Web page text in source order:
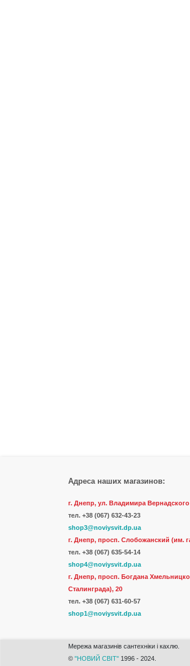
Адреса наших магазинов:
г. Днепр, ул. Владимира
тел. +38 (067) 632-43-23
shop3@noviysvit.dp.ua
г. Днепр, просп. Слобожанский (им.
тел. +38 (067) 635-54-14
shop4@noviysvit.dp.ua
г. Днепр, просп. Богдана
Сталинграда), 20
тел. +38 (067) 631-60-57
shop1@noviysvit.dp.ua
Мережа магазинів сантехніки і кахлю.
© "НОВИЙ СВІТ" 1996 - 2024.